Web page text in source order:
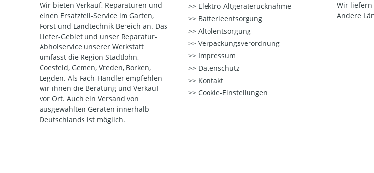
Wir bieten Verkauf, Reparaturen und
einen Ersatzteil-Service im Garten,
Forst und Landtechnik Bereich an. Das
Liefer-Gebiet und unser Reparatur-
Abholservice unserer Werkstatt
umfasst die Region Stadtlohn,
Coesfeld, Gemen, Vreden, Borken,
Legden. Als Fach-Händler empfehlen
wir ihnen die Beratung und Verkauf
vor Ort. Auch ein Versand von
ausgewählten Geräten innerhalb
Deutschlands ist möglich.
Elektro-Altgeräterücknahme
Batterieentsorgung
Altölentsorgung
Verpackungsverordnung
Impressum
Datenschutz
Kontakt
Cookie-Einstellungen
Wir liefern
Andere